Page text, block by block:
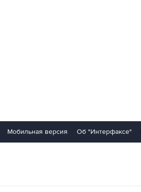
Мобильная версия Об "Интерфаксе"